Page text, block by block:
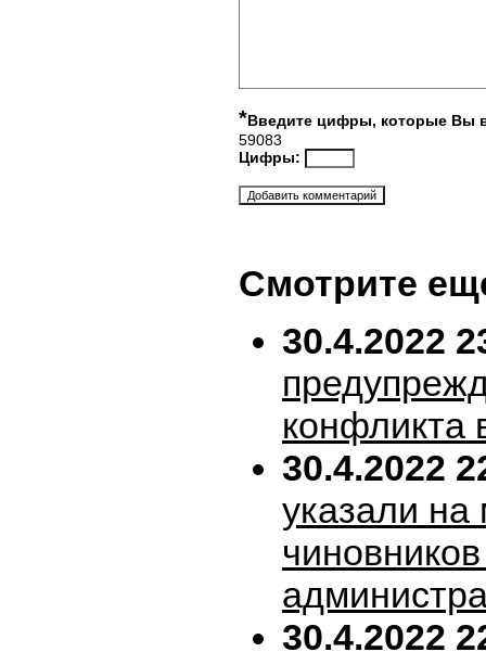
*Введите цифры, которые Вы
59083
Цифры:
Смотрите
30.4.2022
конфликта
30.4.2022
указали на
30.4.2022